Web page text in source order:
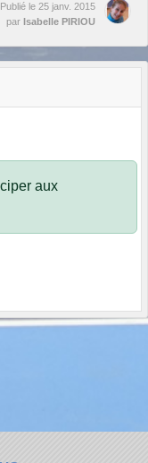
Publié le 25 janv. 2015
par Isabelle PIRIOU
aux